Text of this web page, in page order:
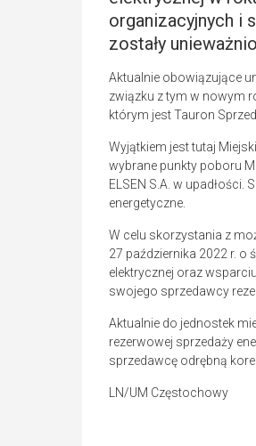
organizacyjnych i
zostały
Aktualnie obowiązujące
związku z tym w nowym
którym jest Tauron
Wyjątkiem jest tutaj
wybrane punkty poboru
ELSEN S.A. w
energetyczne.
W celu skorzystania z
27 października 2022 r.
elektrycznej oraz
swojego sprzedawcy
Aktualnie do jednostek
rezerwowej sprzedaży
sprzedawcę odrębną
LN/UM Częstochowy